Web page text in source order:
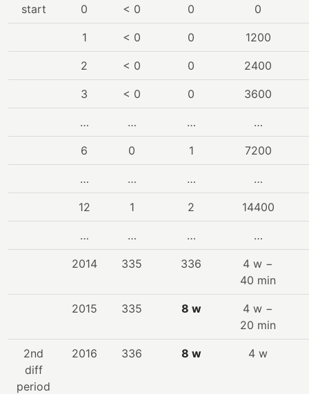
start 0 < 0 0 0
1 < 0 0 1200
2 < 0 0 2400
3 < 0 0 3600
… … … …
6 0 1 7200
… … … …
12 1 2 14400
… … … …
2014 335 336
4 w −
40 min
2015 335 8 w
4 w −
20 min
2nd
diff
period
2016 336 8 w 4 w